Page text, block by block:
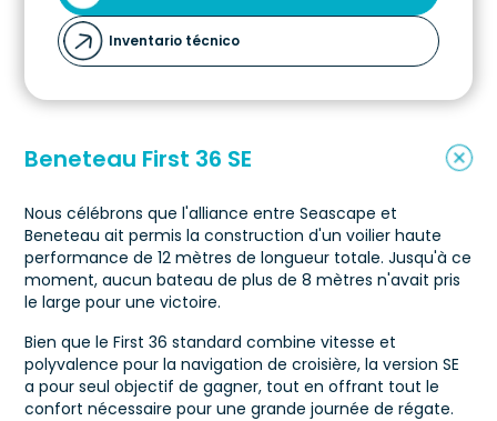
Inventario técnico
Beneteau First 36 SE
Nous célébrons que l'alliance entre Seascape et
Beneteau ait permis la construction d'un voilier haute
performance de 12 mètres de longueur totale. Jusqu'à ce
moment, aucun bateau de plus de 8 mètres n'avait pris
le large pour une victoire.
Bien que le First 36 standard combine vitesse et
polyvalence pour la navigation de croisière, la version SE
a pour seul objectif de gagner, tout en offrant tout le
confort nécessaire pour une grande journée de régate.